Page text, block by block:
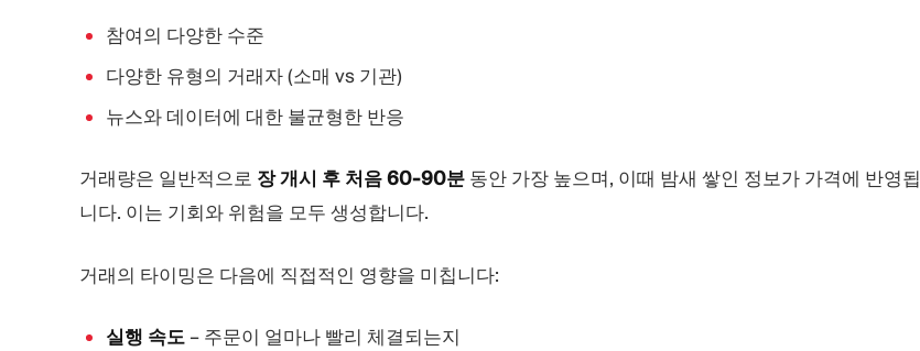
참여의 다양한 수준
다양한 유형의 거래자 (소매 vs 기관)
뉴스와 데이터에 대한 불균형한 반응
거래량은 일반적으로 장 개시 후 처음 60-90분 동안 가장 높으며, 이때 밤새 쌓인 정보가 가격에 반영됩
니다. 이는 기회와 위험을 모두 생성합니다.
거래의 타이밍은 다음에 직접적인 영향을 미칩니다:
실행 속도 – 주문이 얼마나 빨리 체결되는지